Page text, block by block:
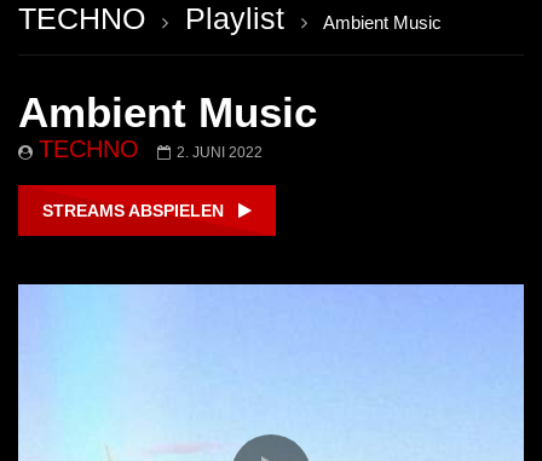
TECHNO Playlist Ambient Music
Ambient Music
TECHNO 2. JUNI 2022
STREAMS ABSPIELEN